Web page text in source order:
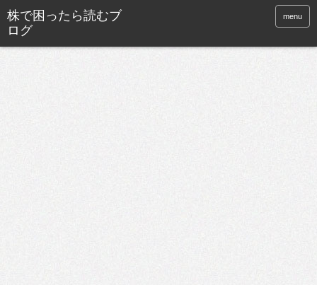
株で困ったら読むブ
ログ
menu